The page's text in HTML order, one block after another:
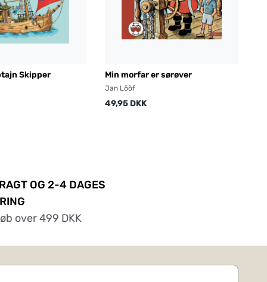
Skipper Min morfar er sørøver
Jan Lööf
49,95 DKK
OG 2-4 DAGES
over 499 DKK